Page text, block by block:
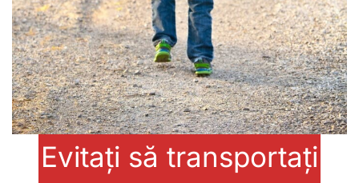
Evitați să transportați